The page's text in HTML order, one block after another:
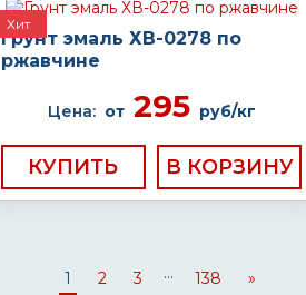
Хит
Грунт эмаль ХВ-0278 по
ржавчине
Цена: от295 руб/кг
КУПИТЬ
1 2 3 ... 138 »